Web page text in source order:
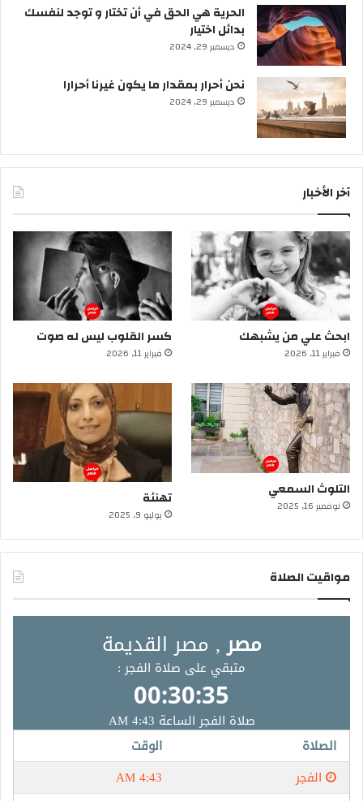
الحرية هي الحق في أن تختار و توجد لنفسك
بدائل اختيار
ديسمبر 29, 2024
نحن أحرار بمقدار ما يكون غيرنا أحرارا
ديسمبر 29, 2024
آخر الأخبار
ابحث علي من يشبهك
فبراير 11, 2026
كسر القلوب ليس له صوت
فبراير 11, 2026
التلوث السمعي
نوفمبر 16, 2025 تهنئة
يوليو 9, 2025
مواقيت الصلاة